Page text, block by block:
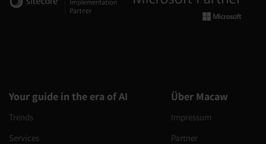
Your guide in the era of AI
Trends
Services
Über Macaw
Impressum
Partner